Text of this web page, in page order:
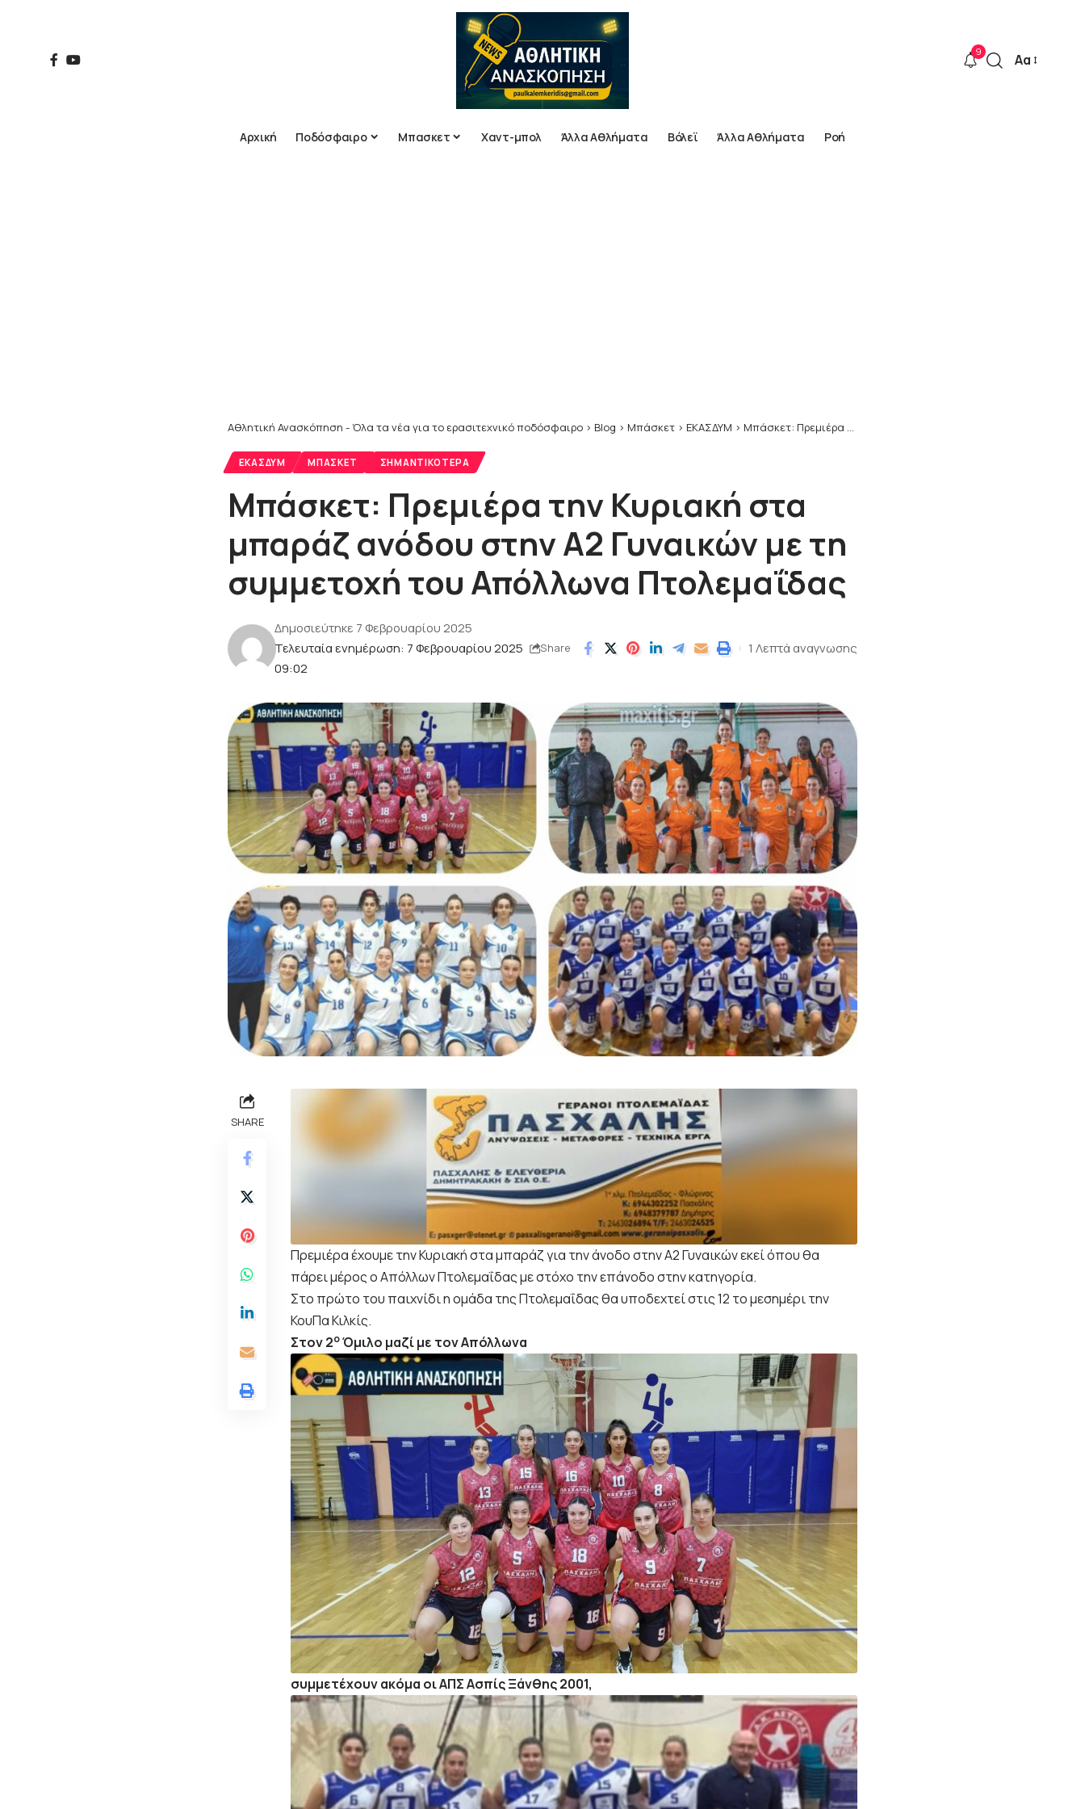
9
Font
Αα
Αρχική Ποδόσφαιρο Μπασκετ Χαντ-μπολ Άλλα Αθλήματα Βόλεϊ Άλλα Αθλήματα Ροή
Αθλητική Ανασκόπηση - Όλα τα νέα για το ερασιτεχνικό ποδόσφαιρο > Blog > Μπάσκετ > ΕΚΑΣΔΥΜ > Μπάσκετ: Πρεμιέρα την Κυριακή στα μπαράζ ανόδου στην Α2 Γυναικών με τη συμμετοχή του Απόλλωνα Πτολεμαΐδας
ΕΚΑΣΔΥΜ ΜΠΆΣΚΕΤ ΣΗΜΑΝΤΙΚΌΤΕΡΑ
Μπάσκετ: Πρεμιέρα την Κυριακή στα
μπαράζ ανόδου στην Α2 Γυναικών με τη
συμμετοχή του Απόλλωνα Πτολεμαΐδας
Τελευταία ενημέρωση: 7 Φεβρουαρίου 2025
09:02
Δημοσιεύτηκε 7 Φεβρουαρίου 2025
Share 1 Λεπτά αναγνωσης
SHARE
Πρεμιέρα έχουμε την Κυριακή στα μπαράζ για την άνοδο στην Α2 Γυναικών εκεί όπου θα
πάρει μέρος ο Απόλλων Πτολεμαΐδας με στόχο την επάνοδο στην κατηγορία.
Στο πρώτο του παιχνίδι η ομάδα της Πτολεμαΐδας θα υποδεχτεί στις 12 το μεσημέρι την
ΚουΠα Κιλκίς.
Στον 2οΌμιλο μαζί με τον Απόλλωνα
συμμετέχουν ακόμα οι ΑΠΣ Ασπίς Ξάνθης 2001,